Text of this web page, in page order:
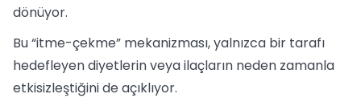
dönüyor.
Bu “itme-çekme” mekanizması, yalnızca bir tarafı
hedefleyen diyetlerin veya ilaçların neden zamanla
etkisizleştiğini de açıklıyor.